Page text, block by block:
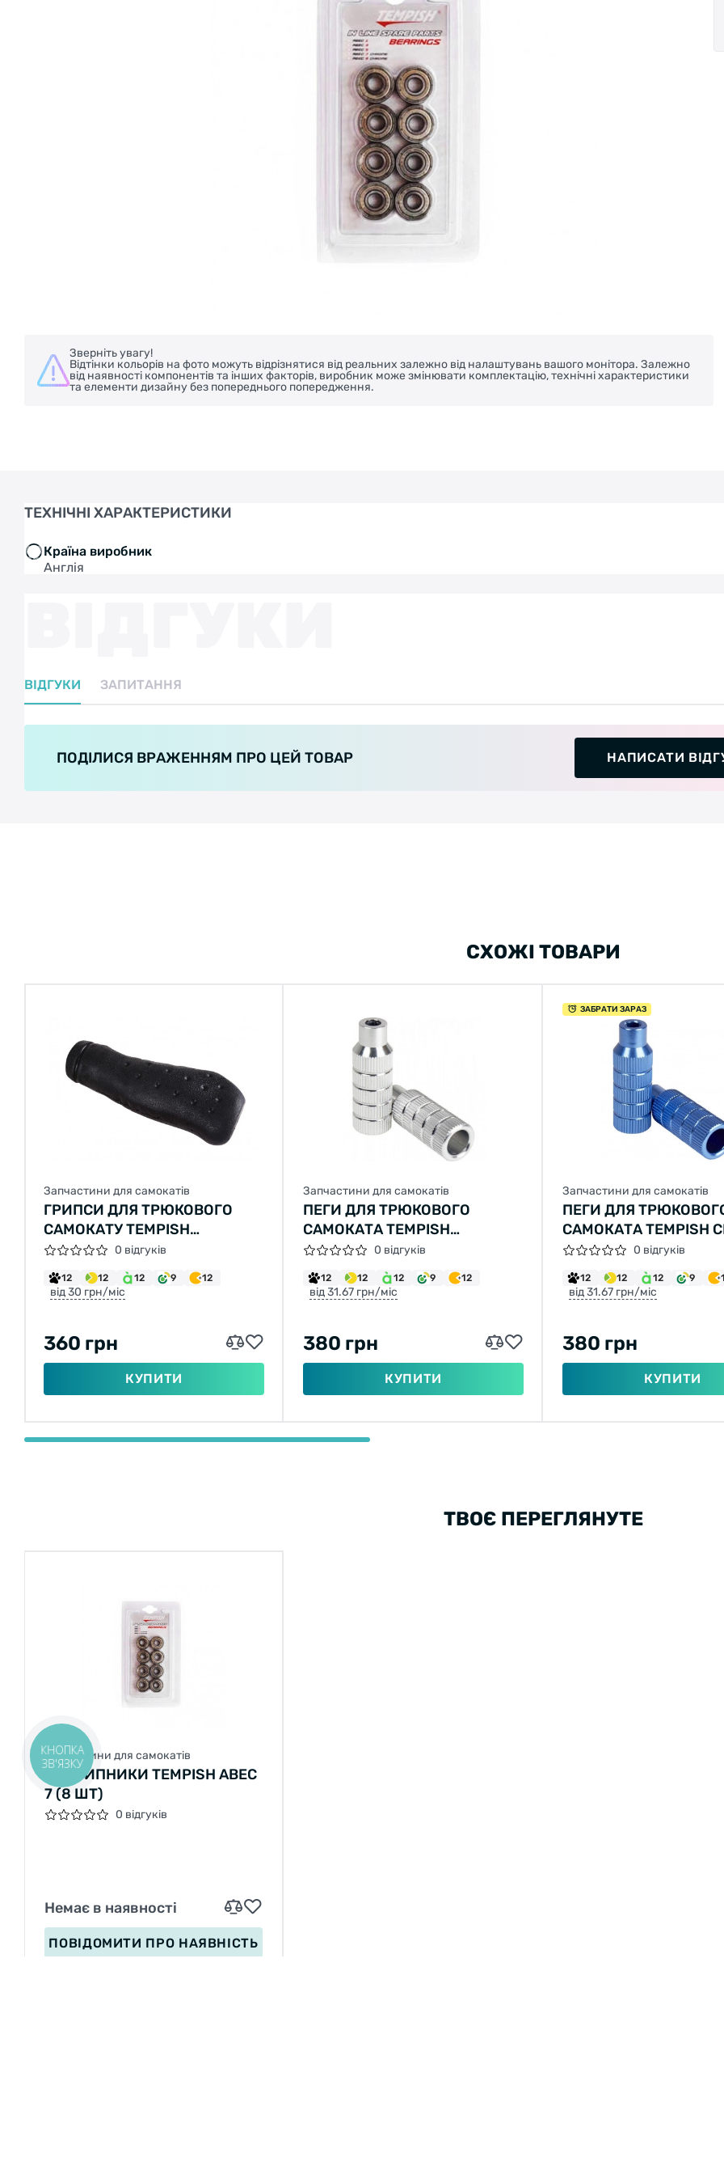
Зверніть увагу!
Відтінки кольорів на фото можуть відрізнятися від реальних залежно від налаштувань вашого монітора. Залежно
від наявності компонентів та інших факторів, виробник може змінювати комплектацію, технічні характеристики
та елементи дизайну без попереднього попередження.
ТЕХНІЧНІ ХАРАКТЕРИСТИКИ
Країна виробник
Англія
ВІДГУКИ ЗАПИТАННЯ
ПОДІЛИСЯ ВРАЖЕННЯМ ПРО ЦЕЙ ТОВАР НАПИСАТИ
СХОЖІ ТОВАРИ
Запчастини для самокатів
ГРИПСИ ДЛЯ ТРЮКОВОГО
САМОКАТУ TEMPISH
HANDLEBARS - ANATOMICAL
0 відгуків
12 12 12 9 12
від 30 грн/міс
360 грн
КУПИТИ
Запчастини для самокатів
ПЕГИ ДЛЯ ТРЮКОВОГО
САМОКАТА TEMPISH
СРІБЛЯСТИЙ0 відгуків
12 12 12 9 12
від 31.67 грн/міс
380 грн
КУПИТИ
ЗАБРАТИ ЗАРАЗ
Запчастини для самокатів
ПЕГИ ДЛЯ
САМОКАТА TEMPISH
0 відгуків
12 12 12 9
від 31.67 грн/міс
380 грн
КУПИТИ
ТВОЄ ПЕРЕГЛЯНУТЕ
Запчастини для самокатів
ПІДШИПНИКИ TEMPISH ABEC
7 (8 ШТ)
0 відгуків
Немає в наявності
ПОВІДОМИТИ ПРО НАЯВНІСТЬ
КНОПКА
ЗВ'ЯЗКУ